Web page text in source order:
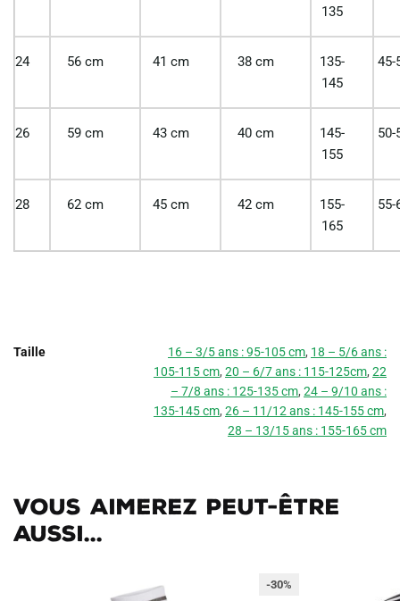
135
24 56 cm 41 cm 38 cm
135-
145
45-
26 59 cm 43 cm 40 cm
145-
155
50-
28 62 cm 45 cm 42 cm
155-
165
55-
Taille 16 – 3/5 ans : 95-105 cm, 18 – 5/6 ans :
105-115 cm, 20 – 6/7 ans : 115-125cm, 22
– 7/8 ans : 125-135 cm, 24 – 9/10 ans :
135-145 cm, 26 – 11/12 ans : 145-155 cm,
28 – 13/15 ans : 155-165 cm
Vous aimerez peut-être
aussi...
-30%